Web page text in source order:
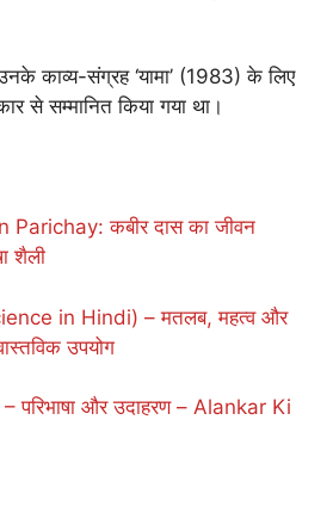
काव्य-संग्रह ‘यामा’ (1983) के लिए
से सम्मानित किया गया था।
कबीर दास का जीवन
शैली
in Hindi) – मतलब, महत्व और
उपयोग
परिभाषा और उदाहरण – Alankar Ki